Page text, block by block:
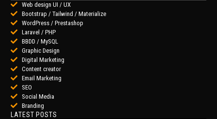
Web design UI / UX
Bootstrap / Tailwind / Materialize
WordPress / Prestashop
Laravel / PHP
BBDD / MySQL
Graphic Design
Digital Marketing
Content creator
Email Marketing
SEO
Social Media
Branding
LATEST POSTS